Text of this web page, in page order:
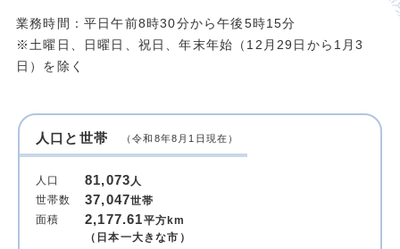
業務時間：平日午前8時30分から午後5時15分
※土曜日、日曜日、祝日、年末年始（12月29日から1月3
日）を除く
人口と世帯 （令和8年8月1日現在）
人口 81,073人
世帯数
37,047世帯
面積
2,177.61平方km
（日本一大きな市）